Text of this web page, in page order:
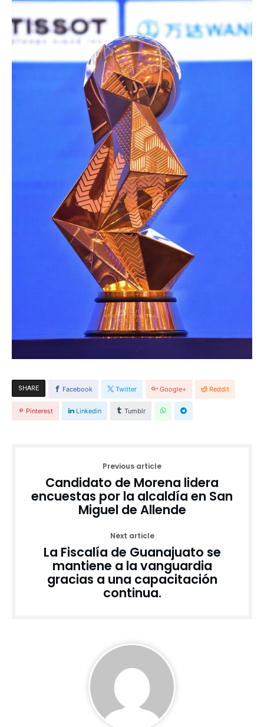
SHARE Facebook Twitter Google+ Reddit
Pinterest Linkedin Tumblr
Previous article
Candidato de Morena lidera
encuestas por la alcaldía en San
Miguel de Allende
Next article
La Fiscalía de Guanajuato se
mantiene a la vanguardia
gracias a una capacitación
continua.